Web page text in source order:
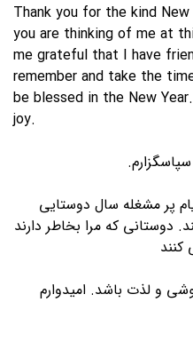
Thank you for the kind
you are thinking of me at
me grateful that I have
remember and take the
be blessed in the New
joy.
پر مشغله سال دوستایی
دوستانی که مرا بخاطر دارند
و لذت باشد. امیدوارم